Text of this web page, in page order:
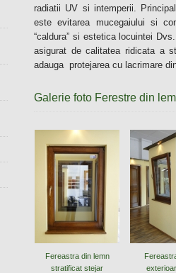
radiatii UV si intemperii.
este evitarea mucegaiului si
“caldura” si estetica locuintei
asigurat de calitatea ridicata a
adauga protejarea cu lacrimare
Galerie foto Ferestre din
Fereastra din lemn
stratificat stejar